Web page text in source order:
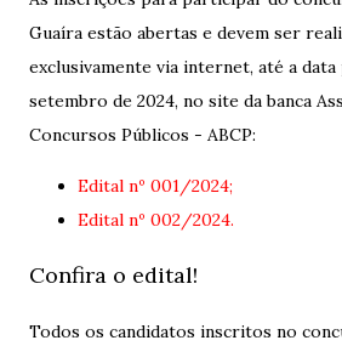
Guaíra estão abertas e devem ser
exclusivamente via internet, até a data
setembro de 2024, no site da banca
Concursos Públicos - ABCP:
Edital nº 001/2024;
Edital nº 002/2024.
Confira o edital!
Todos os candidatos inscritos no